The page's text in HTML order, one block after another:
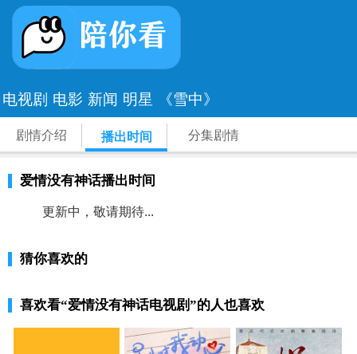
电视剧 电影 新闻 明星 《雪中》
剧情介绍 播出时间 分集剧情
爱情没有神话播出时间
更新中，敬请期待...
猜你喜欢的
喜欢看“爱情没有神话电视剧”的人也喜欢